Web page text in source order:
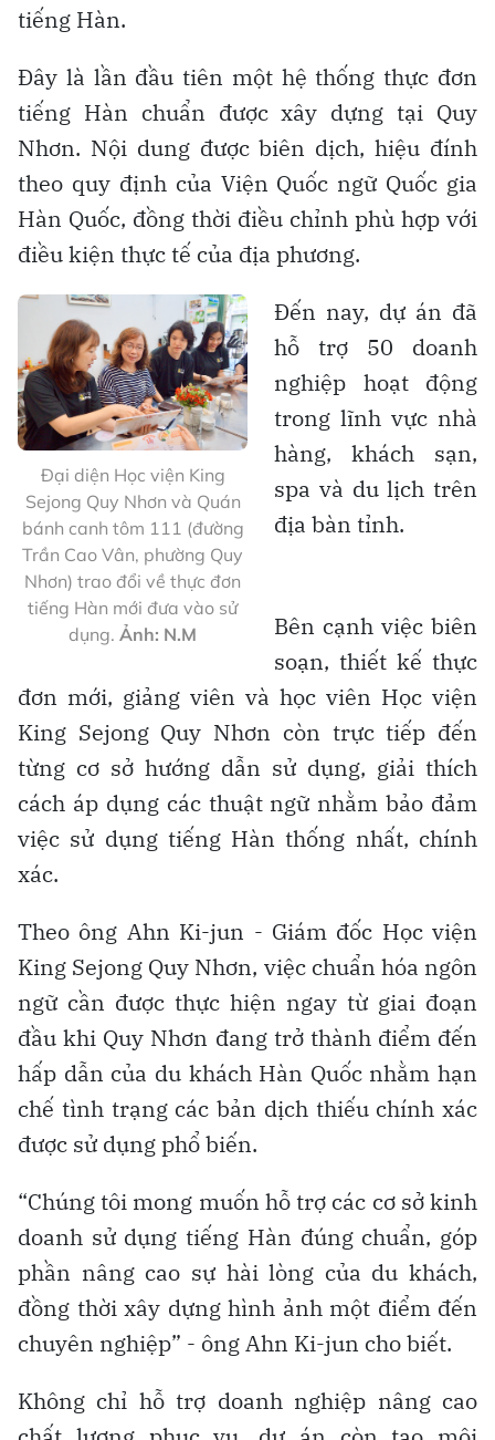
tiếng Hàn.
Đây là lần đầu tiên một hệ thống thực đơn
tiếng Hàn chuẩn được xây dựng tại Quy
Nhơn. Nội dung được biên dịch, hiệu đính
theo quy định của Viện Quốc ngữ Quốc gia
Hàn Quốc, đồng thời điều chỉnh phù hợp với
điều kiện thực tế của địa phương.
Đại diện Học viện King
Sejong Quy Nhơn và Quán
bánh canh tôm 111 (đường
Trần Cao Vân, phường Quy
Nhơn) trao đổi về thực đơn
tiếng Hàn mới đưa vào sử
dụng. Ảnh: N.M
Đến nay, dự án đã
hỗ trợ 50 doanh
nghiệp hoạt động
trong lĩnh vực nhà
hàng, khách sạn,
spa và du lịch trên
địa bàn tỉnh.
Bên cạnh việc biên
soạn, thiết kế thực
đơn mới, giảng viên và học viên Học viện
King Sejong Quy Nhơn còn trực tiếp đến
từng cơ sở hướng dẫn sử dụng, giải thích
cách áp dụng các thuật ngữ nhằm bảo đảm
việc sử dụng tiếng Hàn thống nhất, chính
xác.
Theo ông Ahn Ki-jun - Giám đốc Học viện
King Sejong Quy Nhơn, việc chuẩn hóa ngôn
ngữ cần được thực hiện ngay từ giai đoạn
đầu khi Quy Nhơn đang trở thành điểm đến
hấp dẫn của du khách Hàn Quốc nhằm hạn
chế tình trạng các bản dịch thiếu chính xác
được sử dụng phổ biến.
“Chúng tôi mong muốn hỗ trợ các cơ sở kinh
doanh sử dụng tiếng Hàn đúng chuẩn, góp
phần nâng cao sự hài lòng của du khách,
đồng thời xây dựng hình ảnh một điểm đến
chuyên nghiệp” - ông Ahn Ki-jun cho biết.
Không chỉ hỗ trợ doanh nghiệp nâng cao